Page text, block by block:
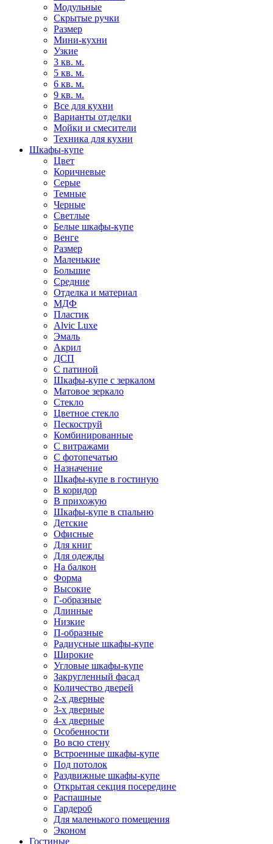
Модульные
Скрытые ручки
Размер
Мини-кухни
Узкие
3 кв. м.
5 кв. м.
6 кв. м.
9 кв. м.
Все для кухни
Варианты отделки
Мойки и смесители
Техника для кухни
Шкафы-купе
Цвет
Коричневые
Серые
Темные
Черные
Светлые
Белые шкафы-купе
Венге
Размер
Маленькие
Большие
Средние
Отделка и материал
МДФ
Пластик
Alvic Luxe
Эмаль
Акрил
ДСП
С патиной
Шкафы-купе с зеркалом
Матовое зеркало
Стекло
Цветное стекло
Пескоструй
Комбинированные
С витражами
С фотопечатью
Назначение
Шкафы-купе в гостиную
В коридор
В прихожую
Шкафы-купе в спальню
Детские
Офисные
Для книг
Для одежды
На балкон
Форма
Высокие
Г-образные
Длинные
Низкие
П-образные
Радиусные шкафы-купе
Широкие
Угловые шкафы-купе
Закругленный фасад
Количество дверей
2-х дверные
3-х дверные
4-х дверные
Особенности
Во всю стену
Встроенные шкафы-купе
Под потолок
Раздвижные шкафы-купе
Открытая секция посередине
Распашные
Гардероб
Для маленького помещения
Эконом
Гостиные